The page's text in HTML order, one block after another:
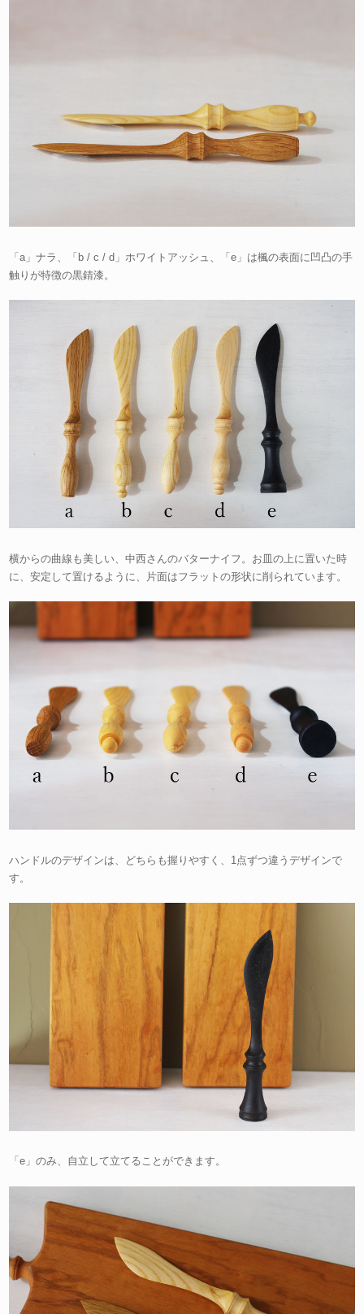
「a」ナラ、「b / c / d」ホワイトアッシュ、「e」は楓の表面に凹凸の手
触りが特徴の黒錆漆。
横からの曲線も美しい、中西さんのバターナイフ。お皿の上に置いた時
に、安定して置けるように、片面はフラットの形状に削られています。
ハンドルのデザインは、どちらも握りやすく、1点ずつ違うデザインで
す。
「e」のみ、自立して立てることができます。